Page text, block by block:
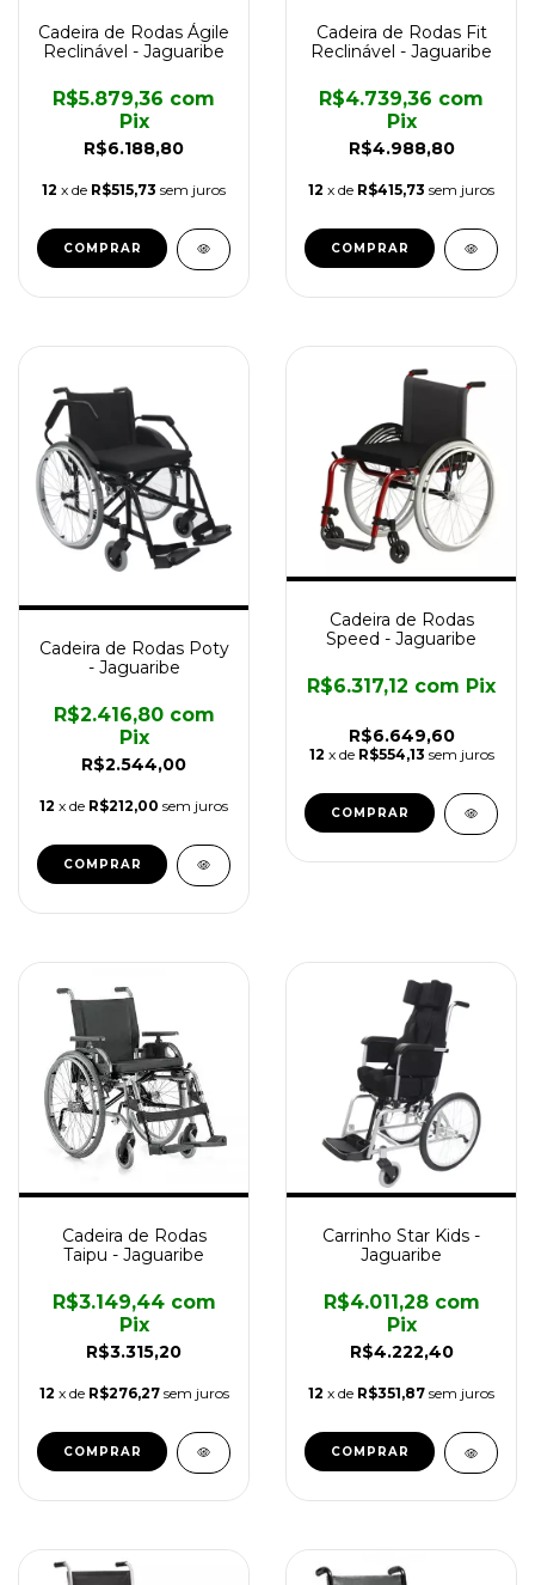
Cadeira de Rodas Ágile
Reclinável - Jaguaribe
R$6.188,80
R$5.879,36 com
Pix
12 x de R$515,73 sem juros
Cadeira de Rodas Fit
Reclinável - Jaguaribe
R$4.988,80
R$4.739,36 com
Pix
12 x de R$415,73 sem juros
Cadeira de Rodas Poty
- Jaguaribe
R$2.544,00
R$2.416,80 com
Pix
12 x de R$212,00 sem juros
Cadeira de Rodas
Speed - Jaguaribe
R$6.649,60
R$6.317,12 com Pix
12 x de R$554,13 sem juros
Cadeira de Rodas
Taipu - Jaguaribe
R$3.315,20
R$3.149,44 com
Pix
12 x de R$276,27 sem juros
Carrinho Star Kids -
Jaguaribe
R$4.222,40
R$4.011,28 com
Pix
12 x de R$351,87 sem juros